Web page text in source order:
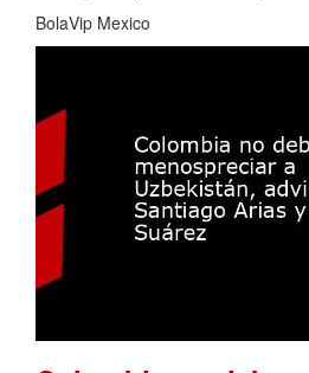
BolaVip Mexico